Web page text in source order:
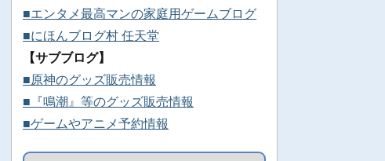
■エンタメ最高マンの家庭用ゲームブログ
■にほんブログ村 任天堂
【サブブログ】
■原神のグッズ販売情報
■『鳴潮』等のグッズ販売情報
■ゲームやアニメ予約情報